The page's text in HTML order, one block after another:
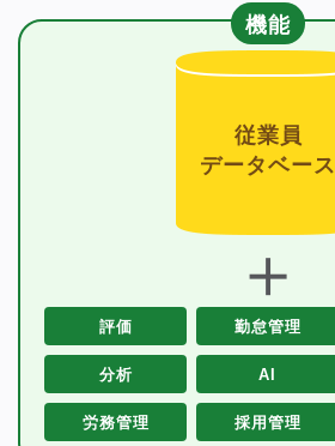
機能
従業員
データベース
＋
評価 勤怠管理
分析 AI
労務管理 採用管理